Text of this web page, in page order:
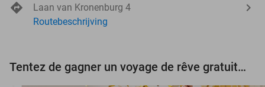
Laan van Kronenburg 4
Routebeschrijving
Tentez de gagner un voyage de rêve gratuit d'une valeur de 3.000 € !